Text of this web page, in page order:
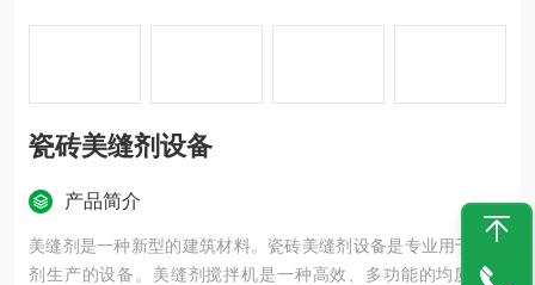
瓷砖美缝剂设备
产品简介
美缝剂是一种新型的建筑材料。瓷砖美缝剂设备是专业用于美缝
剂生产的设备。美缝剂搅拌机是一种高效、多功能的均质搅拌